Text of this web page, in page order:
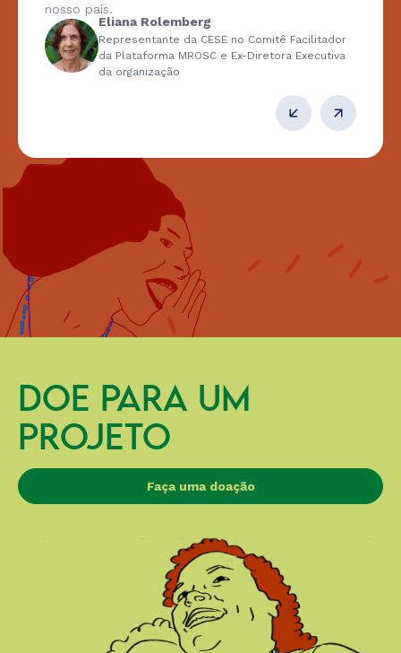
nosso país.
Eliana Rolemberg
Representante da CESE no Comitê Facilitador
da Plataforma MROSC e Ex-Diretora Executiva
da organização
DOE PARA UM
PROJETO
Faça uma doação